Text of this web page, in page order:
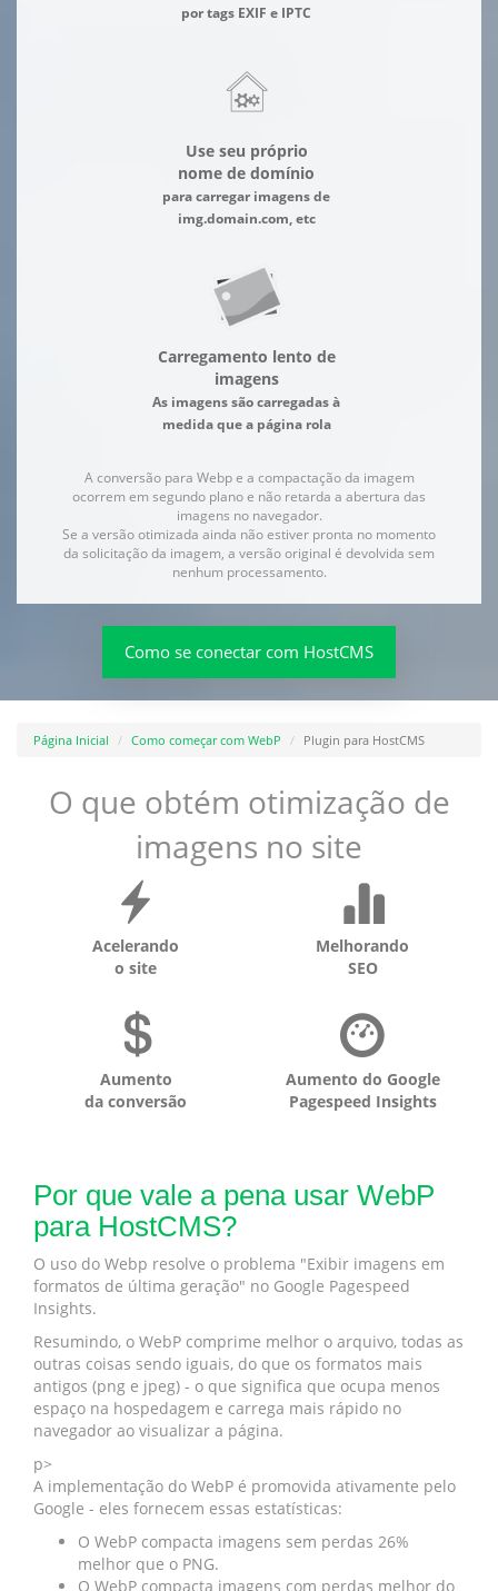
por tags EXIF e IPTC
Use seu próprio
nome de domínio
para carregar imagens de
img.domain.com, etc
Carregamento lento de
imagens
As imagens são carregadas à
medida que a página rola
A conversão para Webp e a compactação da imagem
ocorrem em segundo plano e não retarda a abertura das
imagens no navegador.
Se a versão otimizada ainda não estiver pronta no momento
da solicitação da imagem, a versão original é devolvida sem
nenhum processamento.
Como se conectar com HostCMS
Página Inicial Como começar com WebP Plugin para HostCMS
O que obtém otimização de
imagens no site
Acelerando
o site
Melhorando
SEO
Aumento
da conversão
Aumento do Google
Pagespeed Insights
Por que vale a pena usar WebP
para HostCMS?
O uso do Webp resolve o problema "Exibir imagens em
formatos de última geração" no Google Pagespeed
Insights.
Resumindo, o WebP comprime melhor o arquivo, todas as
outras coisas sendo iguais, do que os formatos mais
antigos (png e jpeg) - o que significa que ocupa menos
espaço na hospedagem e carrega mais rápido no
navegador ao visualizar a página.
p>
A implementação do WebP é promovida ativamente pelo
Google - eles fornecem essas estatísticas:
O WebP compacta imagens sem perdas 26%
melhor que o PNG.
O WebP compacta imagens com perdas melhor do